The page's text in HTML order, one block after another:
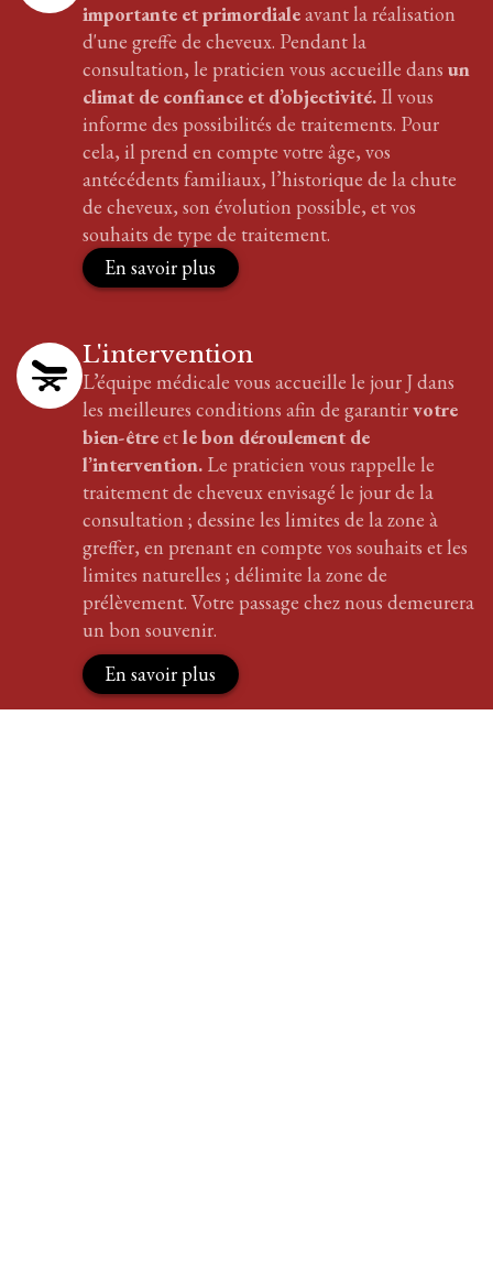
importante et primordialeavant la réalisation
d'une greffe de cheveux. Pendant la
consultation, le praticien vous accueille dans un
climat de confiance et d’objectivité. Il vous
informe des possibilités de traitements. Pour
cela, il prend en compte votre âge, vos
antécédents familiaux, l’historique de la chute
de cheveux, son évolution possible, et vos
souhaits de type de traitement.
En savoir plus
L'intervention
L’équipe médicale vous accueille le jour J dans
les meilleures conditions afin de garantirvotre
bien-êtreetle bon déroulement de
l’intervention. Le praticien vous rappelle le
traitementde cheveuxenvisagé le jour de la
consultation ; dessine les limites de la zone à
greffer, en prenant en compte vos souhaits et les
limites naturelles ; délimite la zone de
prélèvement. Votre passage chez nous demeurera
un bon souvenir.
En savoir plus